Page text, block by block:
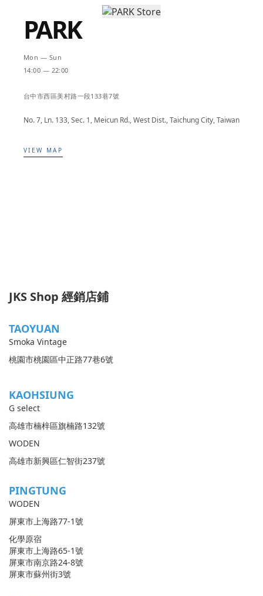
PARK
Mon — Sun
14:00 — 22:00
台中市西區美村路一段133巷7號
No. 7, Ln. 133, Sec. 1, Meicun Rd., West Dist., Taichung City, Taiwan
VIEW MAP
JKS Shop 經銷店鋪
TAOYUAN
Smoka Vintage
桃園市桃園區中正路77巷6號
KAOHSIUNG
G select
高雄市楠梓區旗楠路132號
WODEN
高雄市新興區仁智街237號
PINGTUNG
WODEN
屏東市上海路77-1號
化學原宿
屏東市上海路65-1號
屏東市南京路24-8號
屏東市蘇州街3號